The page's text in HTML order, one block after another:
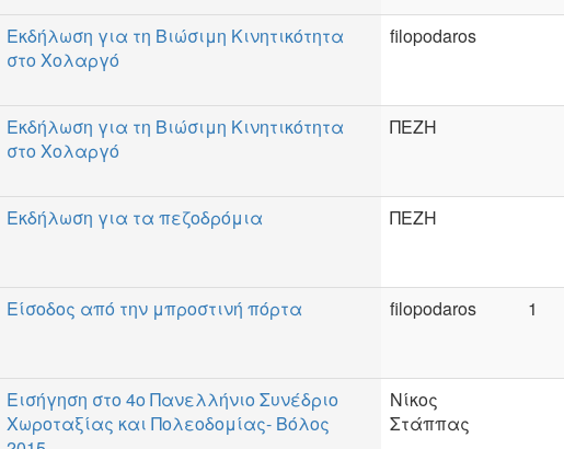
Εκδήλωση για τη Βιώσιμη Κινητικότητα
στο Χολαργό
filopodaros
Εκδήλωση για τη Βιώσιμη Κινητικότητα
στο Χολαργό
ΠΕΖΗ
Εκδήλωση για τα πεζοδρόμια ΠΕΖΗ
Είσοδος από την μπροστινή πόρτα filopodaros 1
Εισήγηση στο 4ο Πανελλήνιο Συνέδριο
Χωροταξίας και Πολεοδομίας- Βόλος
Νίκος
Στάππας